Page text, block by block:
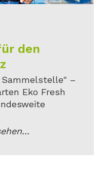
den
–
Eko Fresh